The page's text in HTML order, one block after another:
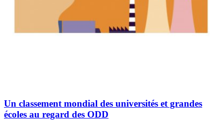
Un classement mondial des universités et grandes
écoles au regard des ODD